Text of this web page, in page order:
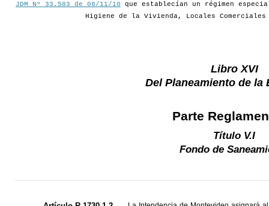
JDM Nº 33.583 de 08/11/10 que establecían un régimen
Higiene de la Vivienda, Locales
Libro XVI
Del Planeamiento de la
Parte
Título V.I
Fondo de